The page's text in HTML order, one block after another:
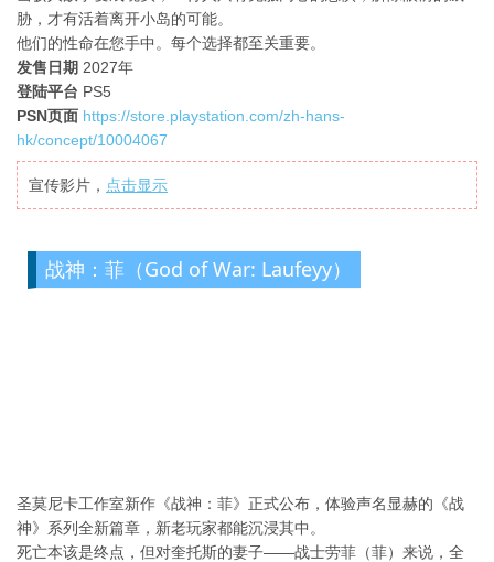
胁，才有活着离开小岛的可能。
他们的性命在您手中。每个选择都至关重要。
发售日期 2027年
登陆平台 PS5
PSN页面 https://store.playstation.com/zh-hans-
hk/concept/10004067
宣传影片， 点击显示
战神：菲（God of War: Laufeyy）
圣莫尼卡工作室新作《战神：菲》正式公布，体验声名显赫的《战
神》系列全新篇章，新老玩家都能沉浸其中。
死亡本该是终点，但对奎托斯的妻子——战士劳菲（菲）来说，全